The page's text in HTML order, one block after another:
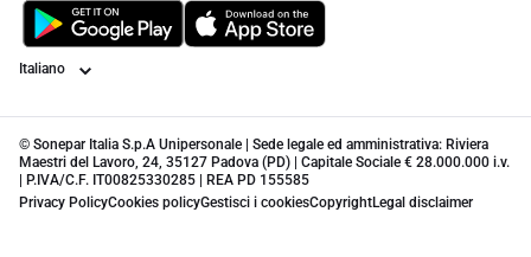
Lingua
© Sonepar Italia S.p.A Unipersonale | Sede legale ed amministrativa: Riviera
Maestri del Lavoro, 24, 35127 Padova (PD) | Capitale Sociale € 28.000.000 i.v.
| P.IVA/C.F. IT00825330285 | REA PD 155585
Privacy PolicyCookies policyGestisci i cookiesCopyrightLegal disclaimer